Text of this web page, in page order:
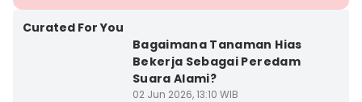
Curated For You
Bagaimana Tanaman Hias
Bekerja Sebagai Peredam
Suara Alami?
02 Jun 2026, 13:10 WIB